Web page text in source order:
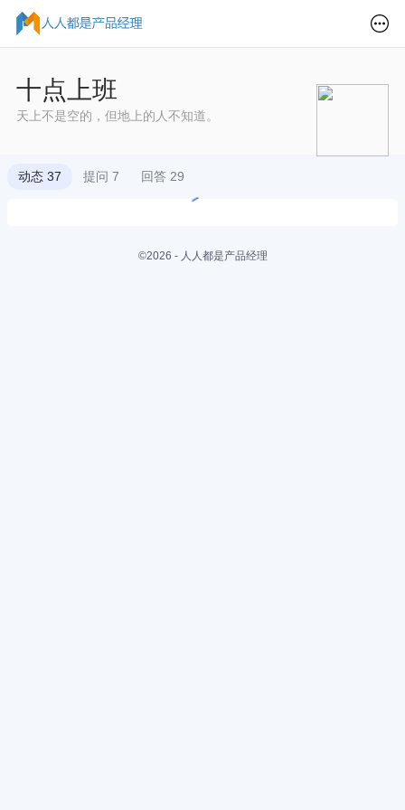
十点上班
天上不是空的，但地上的人不知道。
动态 37 提问 7 回答 29
©2026 - 人人都是产品经理